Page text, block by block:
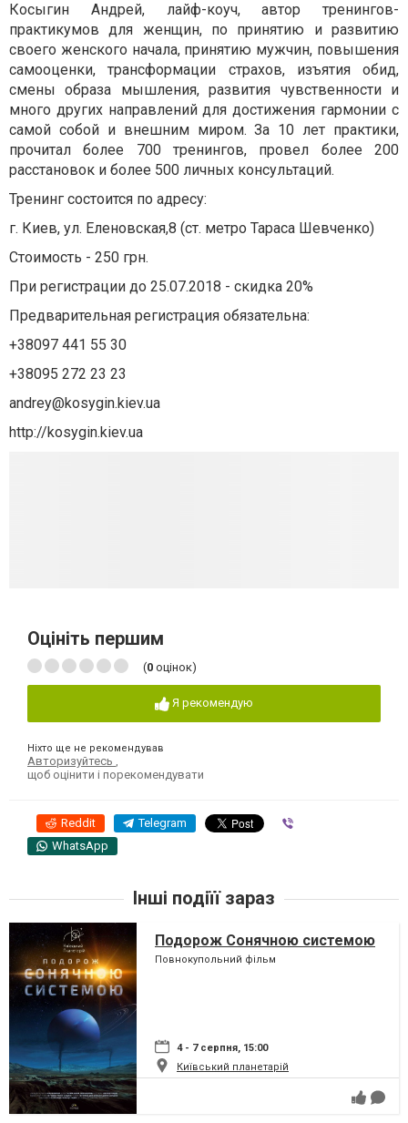
Косыгин Андрей, лайф-коуч, автор тренингов-
практикумов для женщин, по принятию и развитию
своего женского начала, принятию мужчин, повышения
самооценки, трансформации страхов, изъятия обид,
смены образа мышления, развития чувственности и
много других направлений для достижения гармонии с
самой собой и внешним миром. За 10 лет практики,
прочитал более 700 тренингов, провел более 200
расстановок и более 500 личных консультаций.
Тренинг состоится по адресу:
г. Киев, ул. Еленовская,8 (ст. метро Тараса Шевченко)
Стоимость - 250 грн.
При регистрации до 25.07.2018 - скидка 20%
Предварительная регистрация обязательна:
+38097 441 55 30
+38095 272 23 23
andrey@kosygin.kiev.ua
http://kosygin.kiev.ua
Оцініть першим
(0 оцінок)
Я рекомендую
Ніхто ще не рекомендував
Авторизуйтесь
щоб оцінити і порекомендувати
Reddit Telegram
WhatsApp
Інші подіїї зараз
Подорож Сонячною системою
Повнокупольний фільм
4 - 7 серпня, 15:00
Київський планетарій